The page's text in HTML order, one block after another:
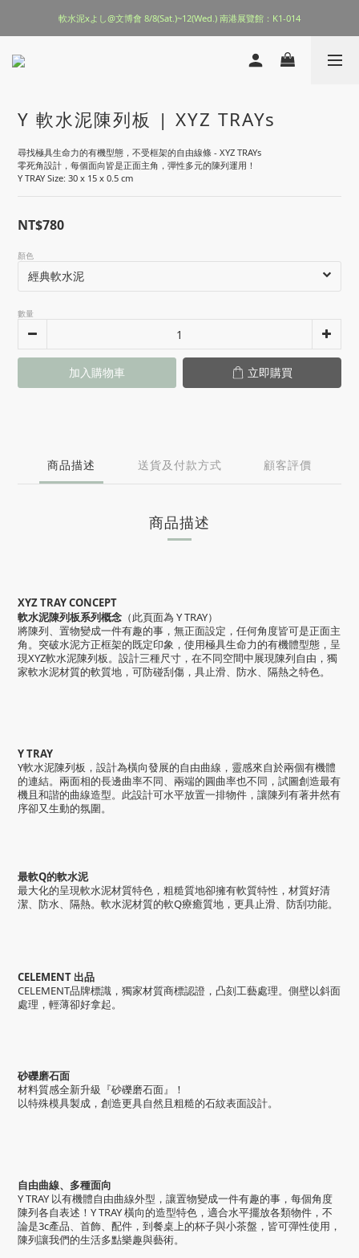
軟水泥xよし@文博會 8/8(Sat.)~12(Wed.) 南港展覽館：K1-014
Y 軟水泥陳列板 | XYZ TRAYs
尋找極具生命力的有機型態，不受框架的自由線條 - XYZ TRAYs
零死角設計，每個面向皆是正面主角，彈性多元的陳列運用！
Y TRAY Size: 30 x 15 x 0.5 cm
NT$780
顏色
數量
加入購物車 立即購買
商品描述 送貨及付款方式 顧客評價
商品描述
XYZ TRAY CONCEPT
軟水泥陳列板系列概念 （此頁面為 Y TRAY）
將陳列、置物變成一件有趣的事，無正面設定，任何角度皆可是正面主
角。突破水泥方正框架的既定印象，使用極具生命力的有機體型態，呈
現XYZ軟水泥陳列板。設計三種尺寸，在不同空間中展現陳列自由，獨
家軟水泥材質的軟質地，可防碰刮傷，具止滑、防水、隔熱之特色。
Y TRAY
Y軟水泥陳列板，設計為橫向發展的自由曲線，靈感來自於兩個有機體
的連結。兩面相的長邊曲率不同、兩端的圓曲率也不同，試圖創造最有
機且和諧的曲線造型。此設計可水平放置一排物件，讓陳列有著井然有
序卻又生動的氛圍。
最軟Q的軟水泥
最大化的呈現軟水泥材質特色，粗糙質地卻擁有軟質特性，材質好清
潔、防水、隔熱。 軟水泥材質的軟Q療癒質地，更具止滑、防刮功能。
CELEMENT 出品
CELEMENT品牌標識，獨家材質商標認證，凸刻工藝處理。側壁以斜面
處理，輕薄卻好拿起。
砂礫磨石面
材料質感全新升級『砂礫磨石面』！
以特殊模具製成，創造更具自然且粗糙的石紋表面設計。
自由曲線、多種面向
Y TRAY 以有機體自由曲線外型，讓置物變成一件有趣的事，每個角度
陳列各自表述！ Y TRAY 橫向的造型特色， 適合水平擺放各類物件，不
論是3c產品、首飾、配件，到餐桌上的杯子與小茶盤，皆可彈性使用，
陳列讓我們的生活多點樂趣與藝術。